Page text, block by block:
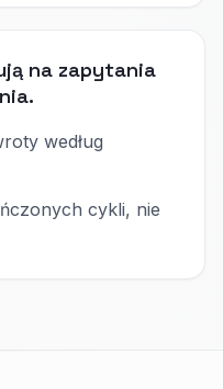
na zapytania
według
cykli, nie